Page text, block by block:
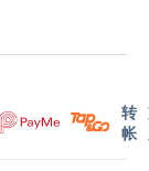
治疗用途。
。
及 香港仁
转
帐